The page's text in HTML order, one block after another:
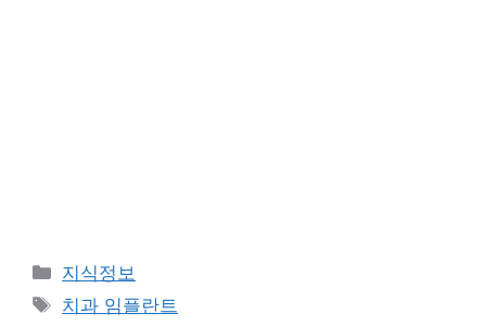
Categories
지식정보
Tags
치과 임플란트